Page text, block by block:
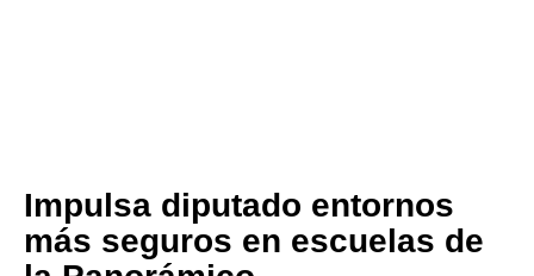
Impulsa diputado entornos
más seguros en escuelas de